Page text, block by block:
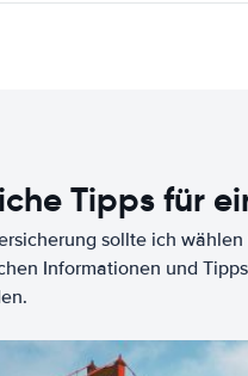
Tipps für
sollte ich
Informationen und